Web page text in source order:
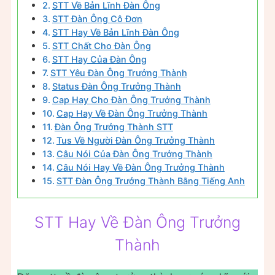
STT Về Bản Lĩnh Đàn Ông
STT Đàn Ông Cô Đơn
STT Hay Về Bản Lĩnh Đàn Ông
STT Chất Cho Đàn Ông
STT Hay Của Đàn Ông
STT Yêu Đàn Ông Trưởng Thành
Status Đàn Ông Trưởng Thành
Cap Hay Cho Đàn Ông Trưởng Thành
Cap Hay Về Đàn Ông Trưởng Thành
Đàn Ông Trưởng Thành STT
Tus Về Người Đàn Ông Trưởng Thành
Câu Nói Của Đàn Ông Trưởng Thành
Câu Nói Hay Về Đàn Ông Trưởng Thành
STT Đàn Ông Trưởng Thành Bằng Tiếng Anh
STT Hay Về Đàn Ông Trưởng
Thành